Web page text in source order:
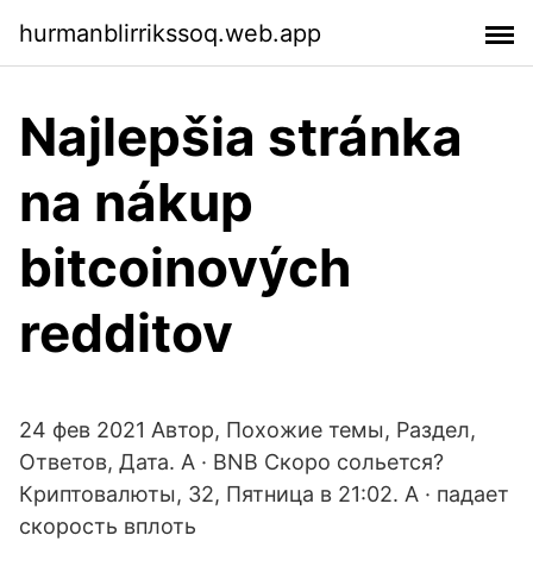
hurmanblirrikssoq.web.app
Najlepšia stránka
na nákup
bitcoinových
redditov
24 фев 2021 Автор, Похожие темы, Раздел,
Ответов, Дата. A · BNB Скоро сольется?
Криптовалюты, 32, Пятница в 21:02. А · падает
скорость вплоть